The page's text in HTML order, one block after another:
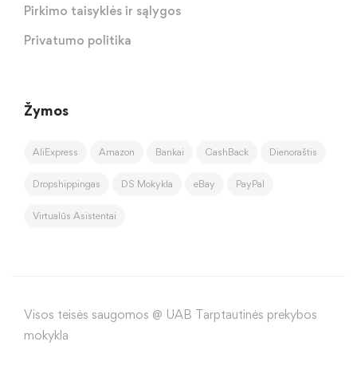
Pirkimo taisyklės ir sąlygos
Privatumo politika
Žymos
AliExpress Amazon Bankai CashBack Dienoraštis
Dropshippingas DS Mokykla eBay PayPal
Virtualūs Asistentai
Visos teisės saugomos @ UAB Tarptautinės prekybos
mokykla